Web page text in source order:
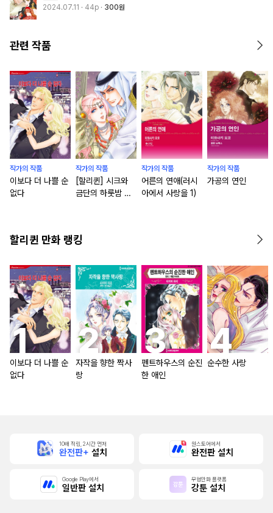
2024.07.11 · 44p 300원
관련 작품
작가의 작품
이보다 더 나쁠 순
없다
작가의 작품
[할리퀸] 시크와
금단의 하룻밤 패
작가의 작품
어른의 연애(러시
아에서 사랑을 1)
작가의 작품
가공의 연인
할리퀸 만화 랭킹
이보다 더 나쁠 순
없다
자작을 향한 짝사
랑
펜트하우스의 순진
한 애인
순수한 사랑
10배 적립, 2시간 먼저
완전판+ 설치
원스토어에서
완전판 설치
Google Play에서
일반판 설치
무협만화 플랫폼
강툰 설치